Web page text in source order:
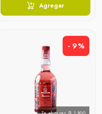
Agregar
- 9%